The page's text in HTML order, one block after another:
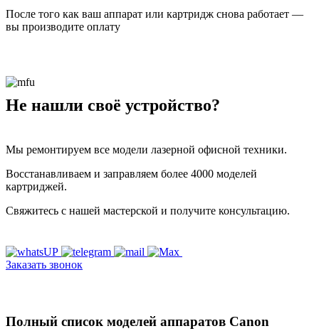
После того как ваш аппарат или картридж снова работает —
вы производите оплату
Не нашли своё устройство?
Мы ремонтируем все модели лазерной офисной техники.
Восстанавливаем и заправляем более 4000 моделей
картриджей.
Свяжитесь с нашей мастерской и получите консультацию.
Заказать звонок
Полный список моделей аппаратов Canon